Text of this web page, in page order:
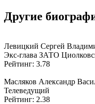
Другие
Левицкий Сергей
Экс-глава ЗАТО
Рейтинг: 3.78
Масляков Александр
Телеведущий
Рейтинг: 2.38